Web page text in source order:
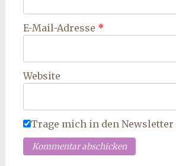
E-Mail-Adresse *
Website
Trage mich in den Newsletter